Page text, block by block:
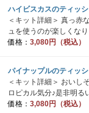
ハイビスカスのティッ
＜キット詳細＞ 真っ赤
ュを使うのが楽しくな
価格： 3,080円（税込）
パイナップルのティッ
＜キット詳細＞ おいし
ロピカル気分♪是非明る
価格： 3,080円（税込）